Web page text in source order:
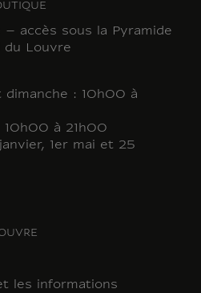
accès sous la Pyramide
du Louvre
dimanche : 10h00 à
10h00 à 21h00
1er mai et 25
les informations